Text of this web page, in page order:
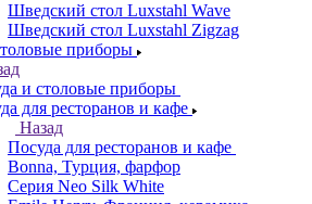
Шведский стол Luxstahl Wave
Шведский стол Luxstahl Zigzag
приборы
и столовые приборы
для ресторанов и кафе
Назад
Посуда для ресторанов и кафе
Bonna, Турция, фарфор
Cерия Neo Silk White